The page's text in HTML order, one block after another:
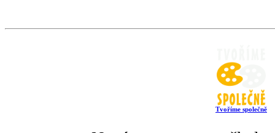
Tvoříme společně